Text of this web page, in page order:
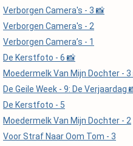
Verborgen Camera's - 3 📸
Verborgen Camera's - 2
Verborgen Camera’s - 1
De Kerstfoto - 6 📸
Moedermelk Van Mijn Dochter - 3
De Geile Week - 9: De Verjaardag
De Kerstfoto - 5
Moedermelk Van Mijn Dochter - 2
Voor Straf Naar Oom Tom - 3